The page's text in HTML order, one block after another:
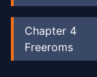
Chapter 4
Freeroms